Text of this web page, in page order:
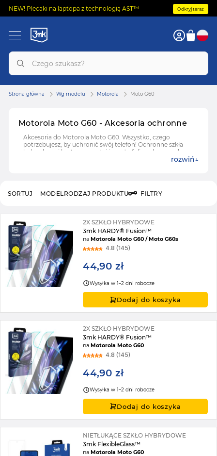
NEW! Plecaki na laptopa z technologią AST™ Odkryj teraz
Motorola Moto G60 - Akcesoria ochronne
Akcesoria do Motorola Moto G60. Wszystko, czego
potrzebujesz, by uchronić swój telefon! Ochronne szkła
hybrydowe i hartowane, etui i case'y, folie ochronne do
rozwiń
Strona główna Wg modelu Motorola Moto G60
MODELRODZAJ PRODUKTU FILTRY
SORTUJ
2X SZKŁO HYBRYDOWE
3mk HARDY® Fusion™
naMotorola Moto G60 / Moto G60s
4.8 (145)
44,90 zł
Wysyłka w 1–2 dni robocze
Dodaj do koszyka
2X SZKŁO HYBRYDOWE
3mk HARDY® Fusion™
naMotorola Moto G60
4.8 (145)
44,90 zł
Wysyłka w 1–2 dni robocze
Dodaj do koszyka
NIETŁUKĄCE SZKŁO HYBRYDOWE
3mk FlexibleGlass™
naMotorola Moto G60